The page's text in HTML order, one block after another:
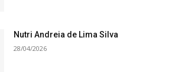
Nutri Andreia de Lima Silva
28/04/2026